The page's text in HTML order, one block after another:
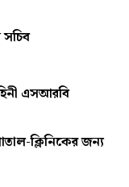
সচিব
এসআরবি
ক্লিনিকের জন্য